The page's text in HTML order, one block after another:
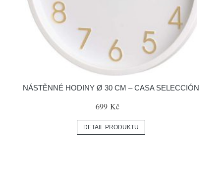
NÁSTĚNNÉ HODINY Ø 30 CM – CASA SELECCIÓN
699 Kč
DETAIL PRODUKTU